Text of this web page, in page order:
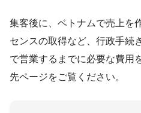
集客後に、ベトナムで売上を
センスの取得など、行政手続
で営業するまでに必要な費用
先ページをご覧ください。